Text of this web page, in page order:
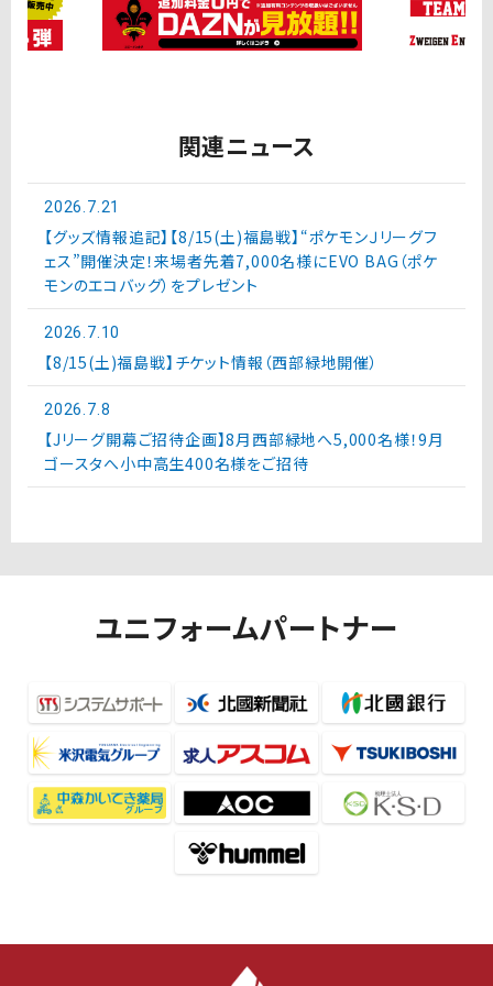
関連ニュース
2026.7.21
【グッズ情報追記】【8/15(土)福島戦】“ポケモンＪリーグフ
ェス”開催決定！来場者先着7,000名様にEVO BAG（ポケ
モンのエコバッグ）をプレゼント
2026.7.10
【8/15(土)福島戦】チケット情報（西部緑地開催）
2026.7.8
【Jリーグ開幕ご招待企画】8月西部緑地へ5,000名様！9月
ゴースタへ小中高生400名様をご招待
ユニフォームパートナー